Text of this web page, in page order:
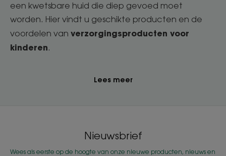
een kwetsbare huid die diep gevoed moet
worden. Hier vindt u geschikte producten en de
voordelen van verzorgingsproducten voor
kinderen.
Lees meer
Nieuwsbrief
Wees als eerste op de hoogte van onze nieuwe producten, nieuws en